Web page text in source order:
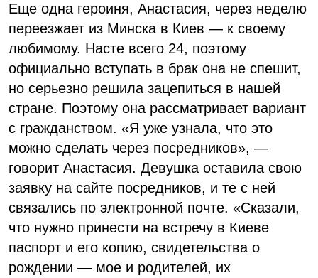
Еще одна героиня, Анастасия, через неделю
переезжает из Минска в Киев — к своему
любимому. Насте всего 24, поэтому
официально вступать в брак она не спешит,
но серьезно решила зацепиться в нашей
стране. Поэтому она рассматривает вариант
с гражданством. «Я уже узнала, что это
можно сделать через посредников», —
говорит Анастасия. Девушка оставила свою
заявку на сайте посредников, и те с ней
связались по электронной почте. «Сказали,
что нужно принести на встречу в Киеве
паспорт и его копию, свидетельства о
рождении — мое и родителей, их